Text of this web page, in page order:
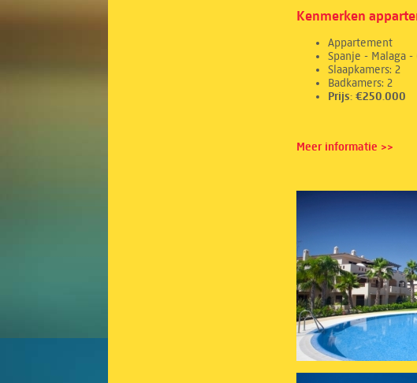
Kenmerken
Appartement
Spanje - Malaga
Prijs: €250.000
Meer informatie >>